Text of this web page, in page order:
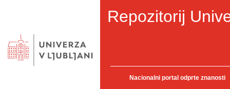
Repozitorij
Nacionalni portal odprte znanosti